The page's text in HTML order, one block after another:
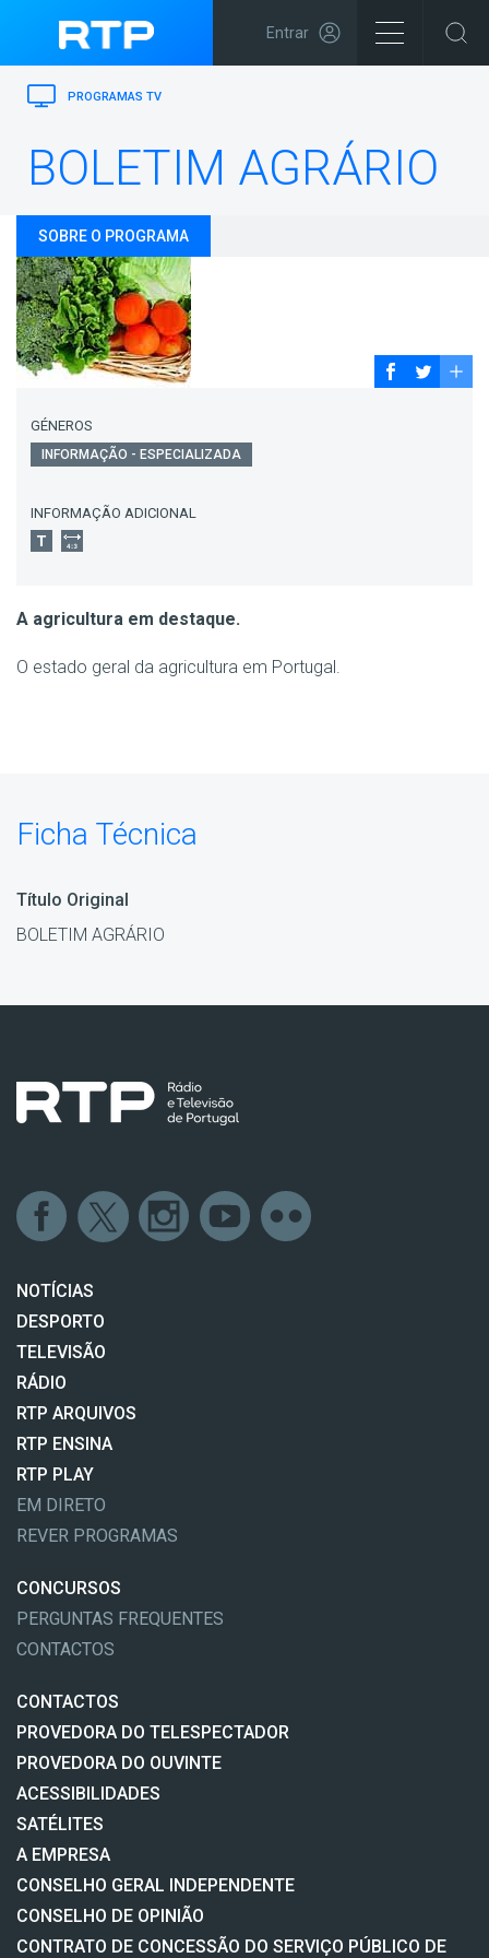
Entrar
PROGRAMAS TV
BOLETIM AGRÁRIO
SOBRE O PROGRAMA
GÉNEROS
INFORMAÇÃO - ESPECIALIZADA
INFORMAÇÃO ADICIONAL
A agricultura em destaque.
O estado geral da agricultura em Portugal.
Ficha Técnica
Título Original
BOLETIM AGRÁRIO
NOTÍCIAS
DESPORTO
TELEVISÃO
RÁDIO
RTP ARQUIVOS
RTP ENSINA
RTP PLAY
EM DIRETO
REVER PROGRAMAS
CONCURSOS
PERGUNTAS FREQUENTES
CONTACTOS
CONTACTOS
PROVEDORA DO TELESPECTADOR
PROVEDORA DO OUVINTE
ACESSIBILIDADES
SATÉLITES
A EMPRESA
CONSELHO GERAL INDEPENDENTE
CONSELHO DE OPINIÃO
CONTRATO DE CONCESSÃO DO SERVIÇO PÚBLICO DE